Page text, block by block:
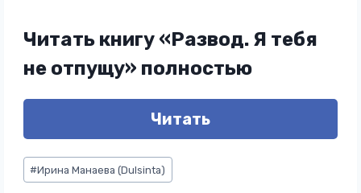
Читать книгу «Развод. Я тебя
не отпущу» полностью
Читать
Метки
записи:
#Ирина Манаева (Dulsinta)